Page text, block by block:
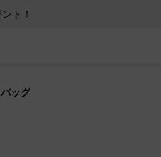
ト！
ッグ